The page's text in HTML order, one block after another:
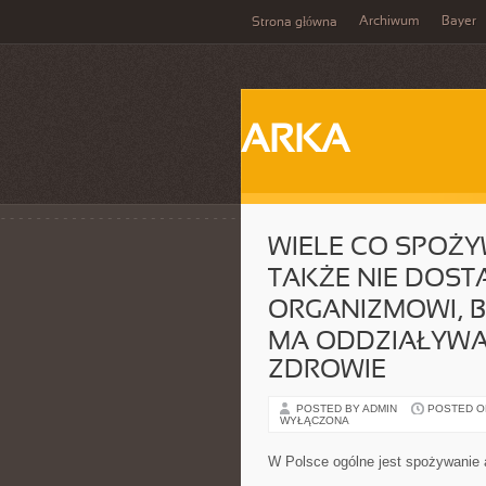
Strona główna Archiwum Bayer
ARKA
WIELE CO
TAKŻE NIE
ORGANIZMOWI,
MA
ZDROWIE
POSTED BY ADMIN POSTED
WYŁĄCZONA
W Polsce ogólne jest